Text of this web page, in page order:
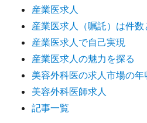
産業医求人
産業医求人（嘱託）は件数
産業医求人で自己実現
産業医求人の魅力を探る
美容外科医の求人市場の年
美容外科医師求人
記事一覧